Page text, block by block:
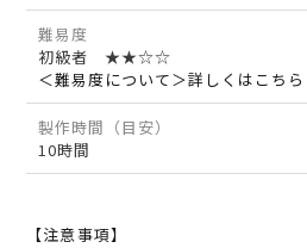
難易度
初級者 ★★☆☆
＜難易度について＞詳しくはこちら
製作時間（目安）
10時間
【注意事項】